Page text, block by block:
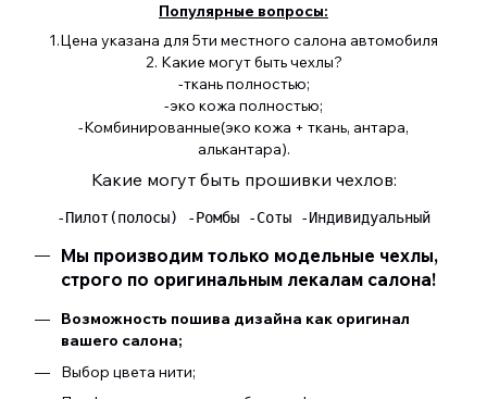
Популярные вопросы:
1.Цена указана для 5ти местного салона автомобиля
2. Какие могут быть чехлы?
-ткань полностью;
-эко кожа полностью;
-Комбинированные(эко кожа + ткань, антара,
алькантара).
Какие могут быть прошивки чехлов:
-Пилот(полосы) -Ромбы -Соты -Индивидуальный
Мы производим только модельные чехлы,
строго по оригинальным лекалам салона!
Возможность пошива дизайна как оригинал
вашего салона;
Выбор цвета нити;